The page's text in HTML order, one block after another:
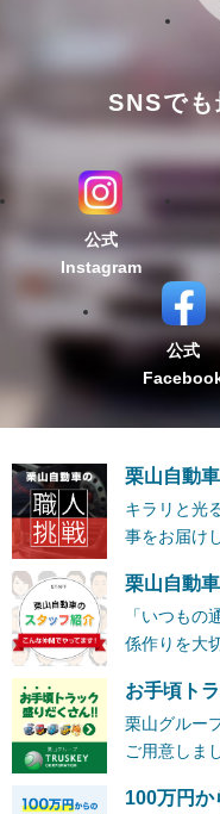
SNSで
公式
Instagram
公式
栗山自動
キラリと光
事をお届け
栗山自動
「いつもの
係作りを大
お手頃ト
栗山グルー
ご用意しま
100万円か